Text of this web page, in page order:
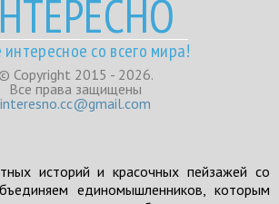
интересное со всего мира!
© Copyright 2015 - 2026.
Все права защищены
interesno.cc@gmail.com
историй и красочных пейзажей со
единомышленников, которым